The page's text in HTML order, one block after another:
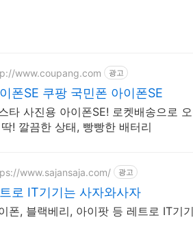
www.coupang.com 광고
폰SE 쿠팡 국민폰 아이폰SE
타 사진용 아이폰SE! 로켓배송으로
! 깔끔한 상태, 빵빵한 배터리
www.sajansaja.com/ 광고
로 IT기기는 사자와사자
폰, 블랙베리, 아이팟 등 레트로 IT기